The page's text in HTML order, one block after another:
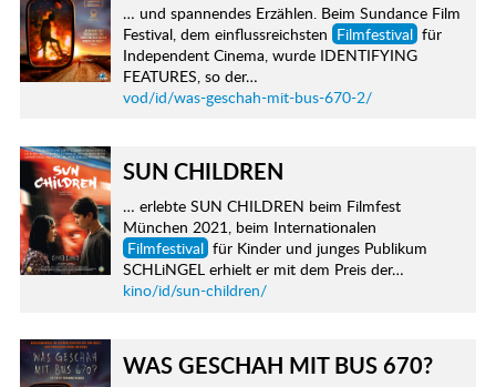
… und spannendes Erzählen. Beim Sundance Film
Festival, dem einflussreichsten Filmfestival für
Independent Cinema, wurde IDENTIFYING
FEATURES, so der…
vod/id/was-geschah-mit-bus-670-2/
SUN CHILDREN
… erlebte SUN CHILDREN beim Filmfest
München 2021, beim Internationalen
Filmfestival für Kinder und junges Publikum
SCHLiNGEL erhielt er mit dem Preis der…
kino/id/sun-children/
WAS GESCHAH MIT BUS 670?